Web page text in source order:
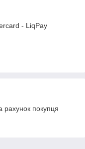
- LiqPay
рахунок покупця